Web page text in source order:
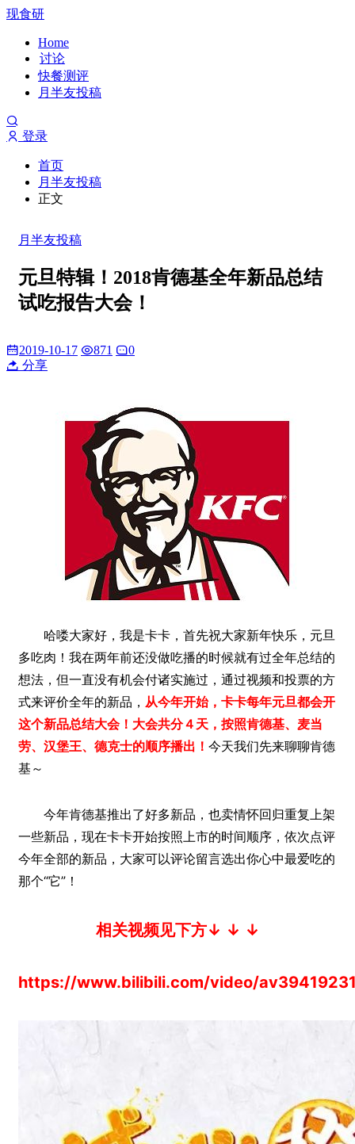
现食研
Home
讨论
快餐测评
月半友投稿
登录
首页
月半友投稿
正文
月半友投稿
元旦特辑！2018肯德基全年新品总结
试吃报告大会！
2019-10-17 871
0
分享
哈喽大家好，我是卡卡，首先祝大家新年快乐，元旦
多吃肉！我在两年前还没做吃播的时候就有过全年总结的
想法，但一直没有机会付诸实施过，通过视频和投票的方
式来评价全年的新品， 从今年开始，卡卡每年元旦都会开
这个新品总结大会！大会共分４天，按照肯德基、麦当
劳、汉堡王、德克士的顺序播出！ 今天我们先来聊聊肯德
基～
今年肯德基推出了好多新品，也卖情怀回归重复上架
一些新品，现在卡卡开始按照上市的时间顺序，依次点评
今年全部的新品，大家可以评论留言选出你心中最爱吃的
那个“它”！
相关视频见下方↓ ↓ ↓
https://www.bilibili.com/video/